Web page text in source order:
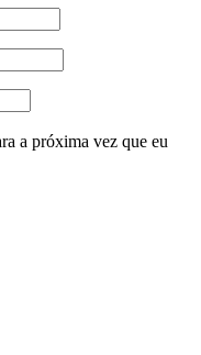
a próxima vez que eu